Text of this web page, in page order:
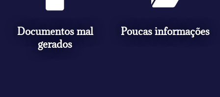
Documentos mal
gerados
Poucas informações